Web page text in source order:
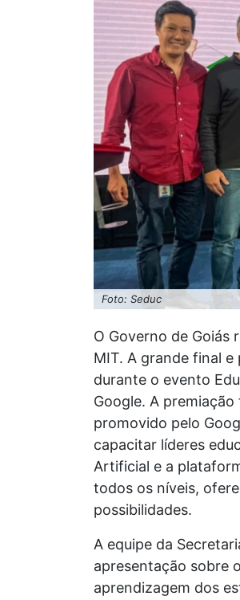
Foto: Seduc
O Governo de Goiás
MIT. A grande final
durante o evento
Google. A premiação
promovido pelo
capacitar líderes
Artificial e a
todos os níveis,
possibilidades.
A equipe da
apresentação sobre
aprendizagem dos